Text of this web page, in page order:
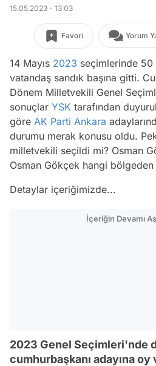
15.05.2023 - 13:03
Favori Yorum
14 Mayıs 2023 seçimlerinde
vatandaş sandık başına gitti.
Dönem Milletvekili Genel
sonuçlar YSK tarafından
göre AK Parti Ankara
durumu merak konusu oldu.
milletvekili seçildi mi? Osman
Osman Gökçek hangi
Detaylar içeriğimizde...
İçeriğin Devamı
2023 Genel Seçimleri'nde
cumhurbaşkanı adayına